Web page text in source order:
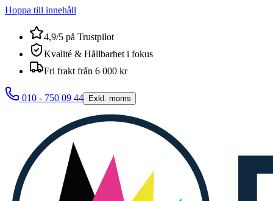
Hoppa till innehåll
4,9/5 på Trustpilot
Kvalité & Hållbarhet i fokus
Fri frakt från 6 000 kr
010 - 750 09 44 Exkl. moms